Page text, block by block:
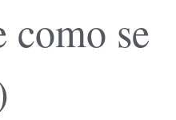
como se